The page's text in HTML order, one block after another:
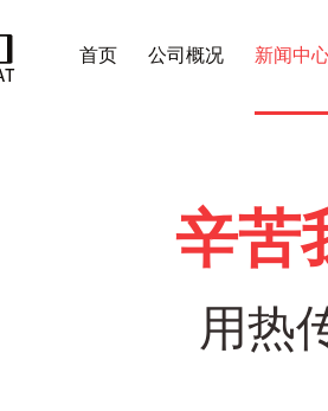
首页 公司概况 新闻中
辛苦
用热